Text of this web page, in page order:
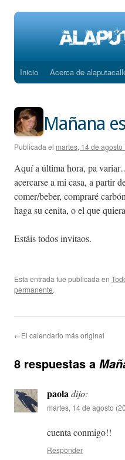
Saltar
contenido
Inicio Acerca de
Mañana
Publicada el martes, 14 de agosto
Aquí a última hora, pa
acercarse a mi casa, a partir
comer/beber, compraré
haga su cenita, o el que
Estáis todos invitaos.
Esta entrada fue publicada en
permanente.
←El calendario más original
8 respuestas a
paoladijo:
martes, 14 de agosto
cuenta conmigo!!
Responder